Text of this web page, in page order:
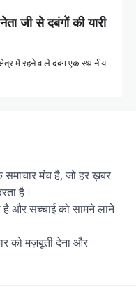
जी से दबंगों की यारी
में रहने वाले दबंग एक स्थानीय
समाचार मंच है, जो हर ख़बर
है।
और सच्चाई को सामने लाने
को मज़बूती देना और